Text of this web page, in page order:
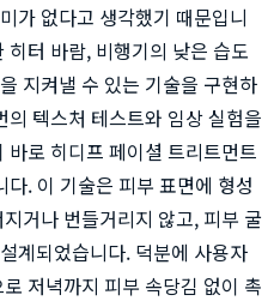
가 없다고 생각했기 때문입니
터 바람, 비행기의 낮은 습도
지켜낼 수 있는 기술을 구현하
텍스처 테스트와 임상 실험을
로 히디프 페이셜 트리트먼트
. 이 기술은 피부 표면에 형성
거나 번들거리지 않고, 피부 굴
계되었습니다. 덕분에 사용자
저녁까지 피부 속당김 없이 촉